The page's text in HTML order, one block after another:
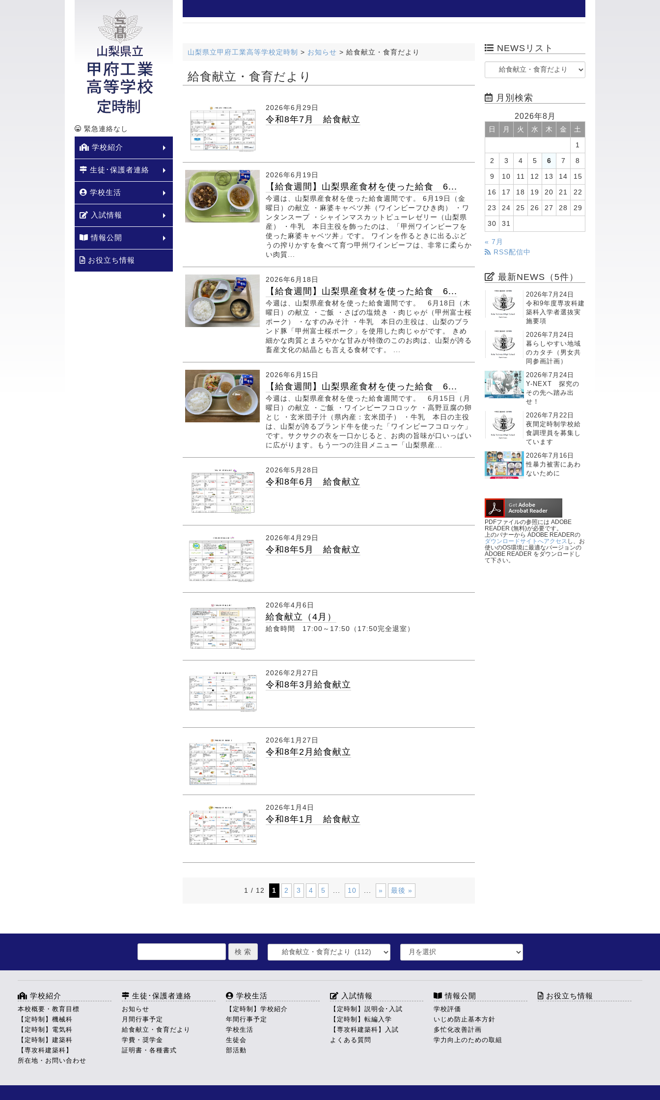
緊急連絡なし
学校紹介
生徒･保護者連絡
学校生活
入試情報
情報公開
お役立ち情報
山梨県立甲府工業高等学校定時制 > お知らせ > 給食献立・食育だより
給食献立・食育だより
2026年6月29日
令和8年7月 給食献立
2026年6月19日
【給食週間】山梨県産食材を使った給食 6...
今週は、山梨県産食材を使った給食週間です。 6月19日（金
曜日）の献立 ・麻婆キャベツ丼（ワインビーフひき肉） ・ワ
ンタンスープ ・シャインマスカットピューレゼリー（山梨県
産） ・牛乳 本日主役を飾ったのは、「甲州ワインビーフを
使った麻婆キャベツ丼」です。 ワインを作るときに出るぶど
うの搾りかすを食べて育つ甲州ワインビーフは、非常に柔らか
い肉質...
2026年6月18日
【給食週間】山梨県産食材を使った給食 6...
今週は、山梨県産食材を使った給食週間です。 6月18日（木
曜日）の献立 ・ご飯 ・さばの塩焼き ・肉じゃが（甲州富士桜
ポーク） ・なすのみそ汁 ・牛乳 本日の主役は、山梨のブラ
ンド豚「甲州富士桜ポーク」を使用した肉じゃがです。 きめ
細かな肉質とまろやかな甘みが特徴のこのお肉は、山梨が誇る
畜産文化の結晶とも言える食材です。 ...
2026年6月15日
【給食週間】山梨県産食材を使った給食 6...
今週は、山梨県産食材を使った給食週間です。 6月15日（月
曜日）の献立 ・ご飯 ・ワインビーフコロッケ ・高野豆腐の卵
とじ ・玄米団子汁（県内産：玄米団子） ・牛乳 本日の主役
は、山梨が誇るブランド牛を使った「ワインビーフコロッケ」
です。サクサクの衣を一口かじると、お肉の旨味が口いっぱい
に広がります。もう一つの注目メニュー「山梨県産...
2026年5月28日
令和8年6月 給食献立
2026年4月29日
令和8年5月 給食献立
2026年4月6日
給食献立（4月）
給食時間 17:00～17:50（17:50完全退室）
2026年2月27日
令和8年3月給食献立
2026年1月27日
令和8年2月給食献立
2026年1月4日
令和8年1月 給食献立
1 / 12 1 2 3 4 5 10 » 最後 »
NEWSリスト
月別検索
2026年8月
日 月 火 水 木 金 土
1
2 3 4 5 6 7 8
9 10 11 12 13 14 15
16 17 18 19 20 21 22
23 24 25 26 27 28 29
30 31
« 7月
RSS配信中
最新NEWS（5件）
2026年7月24日
令和9年度専攻科建
築科入学者選抜実
施要項
2026年7月24日
暮らしやすい地域
のカタチ（男女共
同参画計画）
2026年7月24日
Y-NEXT 探究の
その先へ踏み出
せ！
2026年7月22日
夜間定時制学校給
食調理員を募集し
ています
2026年7月16日
性暴力被害にあわ
ないために
PDFファイルの参照には ADOBE
READER (無料)が必要です。
上のバナーから ADOBE READERの
ダウンロードサイトへアクセス し、お
使いのOS環境に最適なバージョンの
ADOBE READER をダウンロードし
て下さい。
学校紹介
本校概要・教育目標
【定時制】機械科
【定時制】電気科
【定時制】建築科
【専攻科建築科】
所在地・お問い合わせ
生徒･保護者連絡
お知らせ
月間行事予定
給食献立・食育だより
学費・奨学金
証明書・各種書式
学校生活
【定時制】学校紹介
年間行事予定
学校生活
生徒会
部活動
入試情報
【定時制】説明会･入試
【定時制】転編入学
【専攻科建築科】入試
よくある質問
情報公開
学校評価
いじめ防止基本方針
多忙化改善計画
学力向上のための取組
お役立ち情報